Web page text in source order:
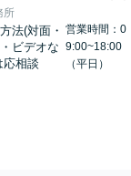
所
法(対面・
ビデオな
応相談
営業時間：0
9:00~18:00
（平日）